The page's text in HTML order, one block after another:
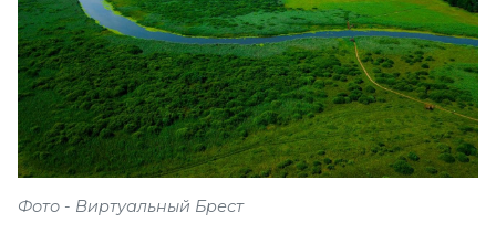
Фото - Виртуальный Брест